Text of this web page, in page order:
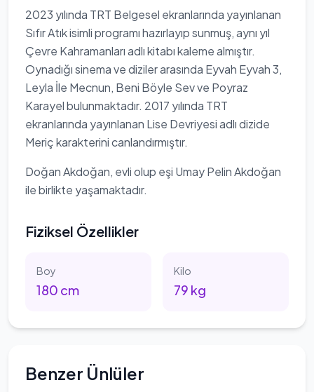
2023 yılında TRT Belgesel ekranlarında yayınlanan
Sıfır Atık isimli programı hazırlayıp sunmuş, aynı yıl
Çevre Kahramanları adlı kitabı kaleme almıştır.
Oynadığı sinema ve diziler arasında Eyvah Eyvah 3,
Leyla İle Mecnun, Beni Böyle Sev ve Poyraz
Karayel bulunmaktadır. 2017 yılında TRT
ekranlarında yayınlanan Lise Devriyesi adlı dizide
Meriç karakterini canlandırmıştır.
Doğan Akdoğan, evli olup eşi Umay Pelin Akdoğan
ile birlikte yaşamaktadır.
Fiziksel Özellikler
Boy
180 cm
Kilo
79 kg
Benzer Ünlüler